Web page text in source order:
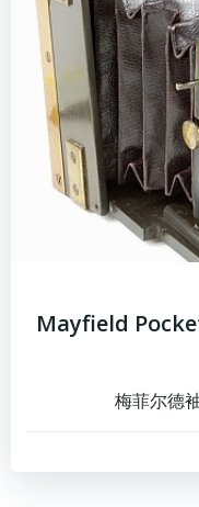
Mayfield
梅菲尔德